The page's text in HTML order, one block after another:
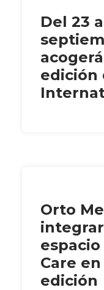
Del 23
edición
Orto
Care
edición